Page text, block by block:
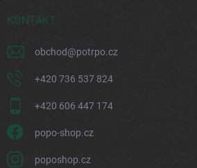
KONTAKT
obchod@potrpo.cz
+420 736 537 824
+420 606 447 174
popo-shop.cz
poposhop.cz